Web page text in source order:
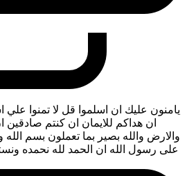
يامنون عليك ان اسلموا قل لا تمنوا علي
ان هداكم للايمان ان كنتم صادقين
والارض والله بصير بما تعملون بسم الله
على رسول الله ان الحمد لله نحمده